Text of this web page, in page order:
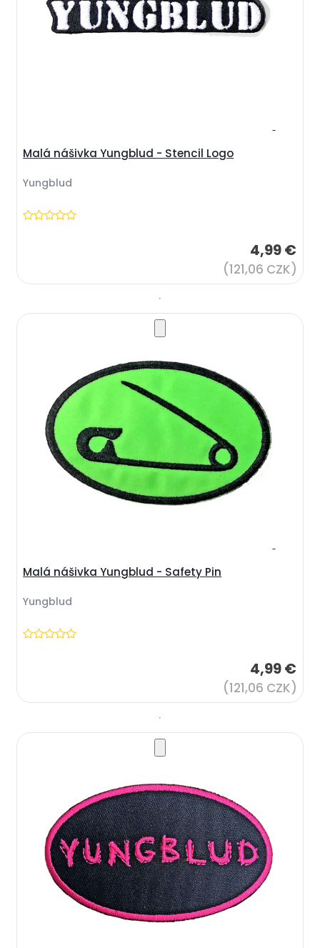
Malá nášivka Yungblud - Stencil Logo
Yungblud
4,99 €
(121,06 CZK)
Malá nášivka Yungblud - Safety Pin
Yungblud
4,99 €
(121,06 CZK)